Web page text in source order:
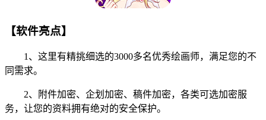
【软件亮点】
1、这里有精挑细选的3000多名优秀绘画师，满足您的不
同需求。
2、附件加密、企划加密、稿件加密，各类可选加密服
务，让您的资料拥有绝对的安全保护。